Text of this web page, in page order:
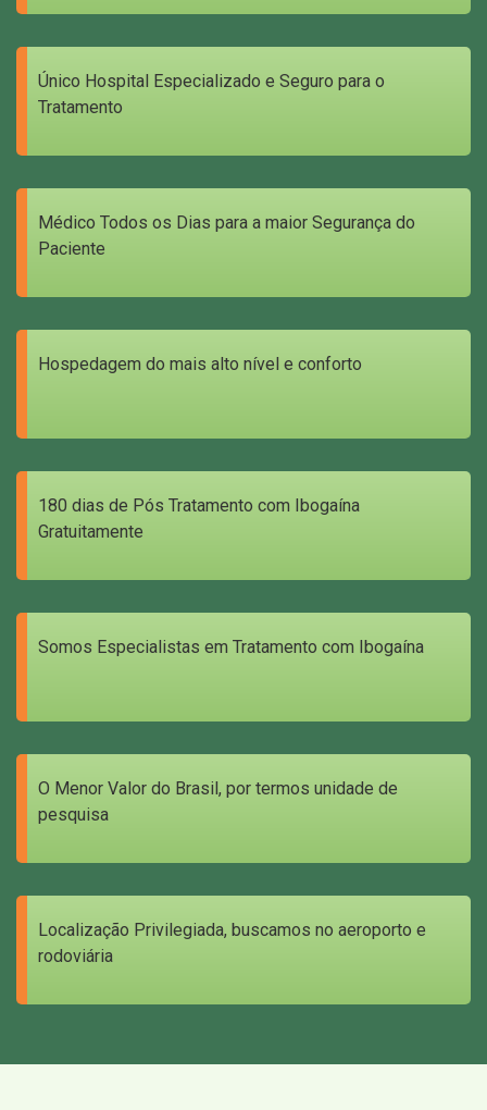
Único Hospital Especializado e Seguro para o
Tratamento
Médico Todos os Dias para a maior Segurança do
Paciente
Hospedagem do mais alto nível e conforto
180 dias de Pós Tratamento com Ibogaína
Gratuitamente
Somos Especialistas em Tratamento com Ibogaína
O Menor Valor do Brasil, por termos unidade de
pesquisa
Localização Privilegiada, buscamos no aeroporto e
rodoviária